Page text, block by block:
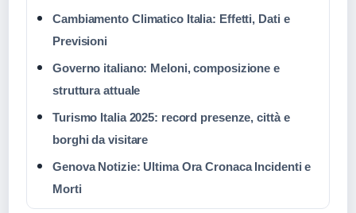
Cambiamento Climatico Italia: Effetti, Dati e
Previsioni
Governo italiano: Meloni, composizione e
struttura attuale
Turismo Italia 2025: record presenze, città e
borghi da visitare
Genova Notizie: Ultima Ora Cronaca Incidenti e
Morti